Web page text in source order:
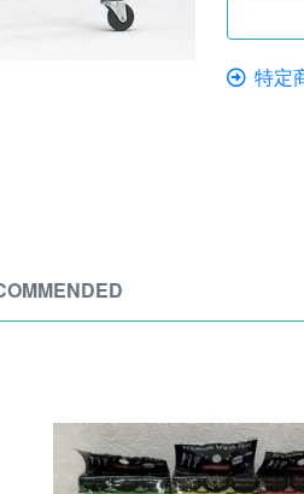
特定